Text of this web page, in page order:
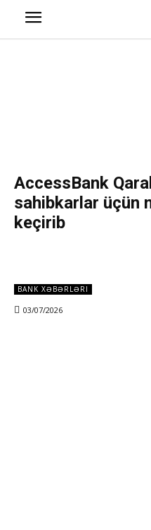
AccessBank
sahibkarlar üçün
keçirib
BANK XƏBƏRLƏRI
03/07/2026